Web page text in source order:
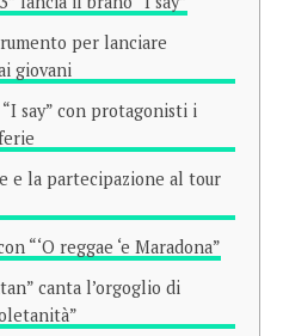
per lanciare
giovani
say” con protagonisti i
e la partecipazione al tour
“‘O reggae ‘e Maradona”
canta l’orgoglio di